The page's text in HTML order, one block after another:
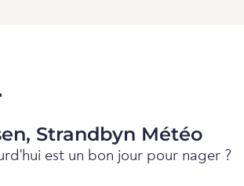
Strandbyn Météo
est un bon jour pour nager ?